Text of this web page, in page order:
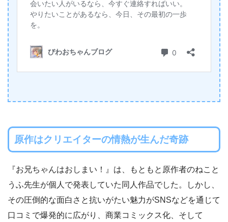
原作はクリエイターの情熱が生んだ奇跡
『お兄ちゃんはおしまい！』は、もともと原作者のねこと
うふ先生が個人で発表していた同人作品でした。しかし、
その圧倒的な面白さと抗いがたい魅力がSNSなどを通じて
口コミで爆発的に広がり、商業コミックス化、そして